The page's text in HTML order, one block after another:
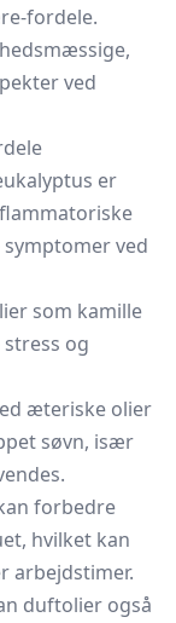
fordele.
ved
er
ved
som kamille
og
æteriske olier
søvn, især
forbedre
hvilket kan
arbejdstimer.
duftolier også